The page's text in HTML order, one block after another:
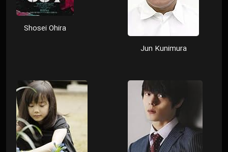
Jun Kunimura
Shosei Ohira